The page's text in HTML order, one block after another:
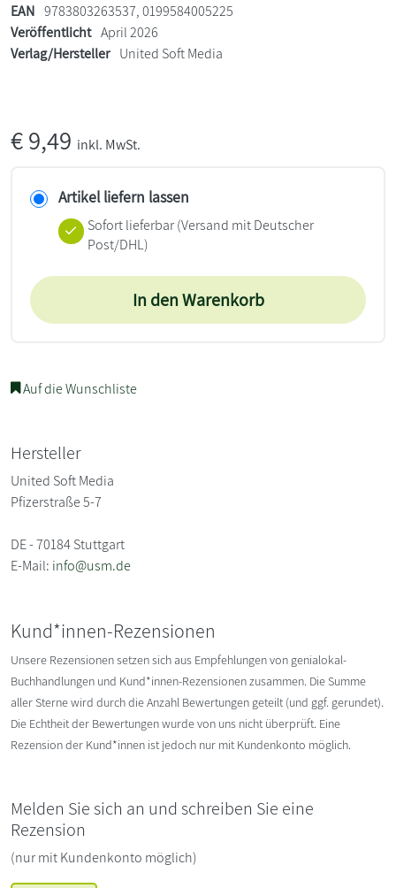
EAN 9783803263537, 0199584005225
Veröffentlicht April 2026
Verlag/Hersteller United Soft Media
€9,49 inkl. MwSt.
Artikel liefern lassen
Sofort lieferbar(Versand mit Deutscher
Post/DHL)
In den Warenkorb
Auf die Wunschliste
Hersteller
United Soft Media
Pfizerstraße 5-7
DE - 70184 Stuttgart
E-Mail: info@usm.de
Kund*innen-Rezensionen
Unsere Rezensionen setzen sich aus Empfehlungen von genialokal-
Buchhandlungen und Kund*innen-Rezensionen zusammen. Die Summe
aller Sterne wird durch die Anzahl Bewertungen geteilt (und ggf. gerundet).
Die Echtheit der Bewertungen wurde von uns nicht überprüft. Eine
Rezension der Kund*innen ist jedoch nur mit Kundenkonto möglich.
Melden Sie sich an und schreiben Sie eine
Rezension
(nur mit Kundenkonto möglich)